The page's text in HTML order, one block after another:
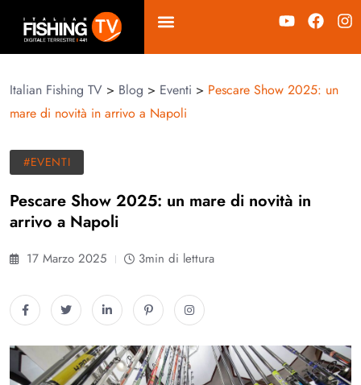
Italian Fishing TV > Blog > Eventi > Pescare Show 2025: un
mare di novità in arrivo a Napoli
#EVENTI
Pescare Show 2025: un mare di novità in
arrivo a Napoli
17 Marzo 2025 3min di lettura